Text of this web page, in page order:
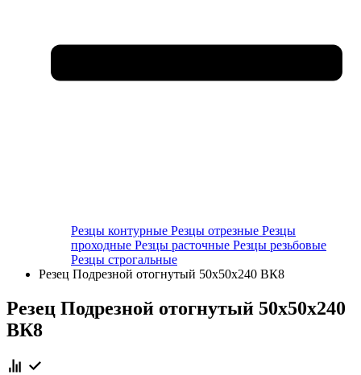
Резцы контурные Резцы отрезные Резцы
проходные Резцы расточные Резцы резьбовые
Резцы строгальные
Резец Подрезной отогнутый 50х50х240 ВК8
Резец Подрезной отогнутый 50х50х240
ВК8